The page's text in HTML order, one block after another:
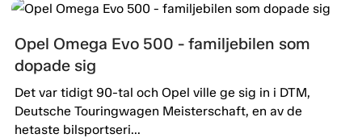
Opel Omega Evo 500 - familjebilen som
dopade sig
Det var tidigt 90-tal och Opel ville ge sig in i DTM,
Deutsche Touringwagen Meisterschaft, en av de
hetaste bilsportseri...